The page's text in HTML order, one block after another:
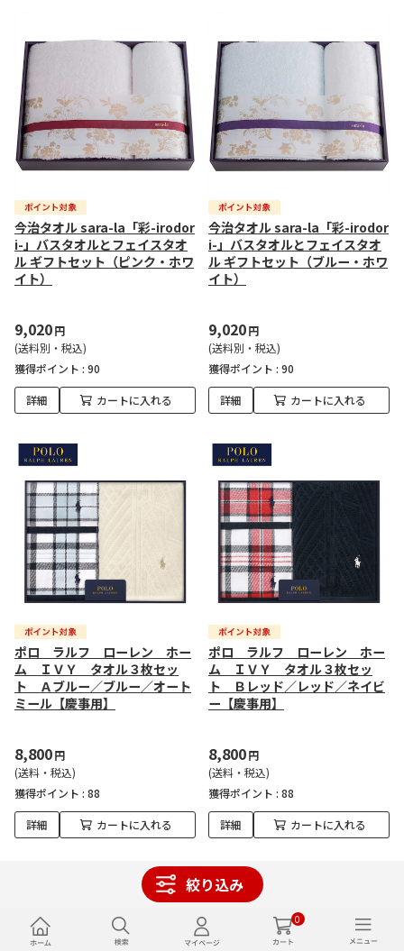
0
絞り込み
今治タオル sara-la「彩-irodor
i-」バスタオルとフェイスタオ
ル ギフトセット（ピンク・ホワ
イト）
9,020円
(送料別・税込)
獲得ポイント : 90
詳細 カートに入れる
今治タオル sara-la「彩-irodor
i-」バスタオルとフェイスタオ
ル ギフトセット（ブルー・ホワ
イト）
9,020円
(送料別・税込)
獲得ポイント : 90
詳細 カートに入れる
ポロ ラルフ ローレン ホー
ム ＩＶＹ タオル３枚セッ
ト Ａブルー／ブルー／オート
ミール【慶事用】
8,800円
(送料・税込)
獲得ポイント : 88
詳細 カートに入れる
ポロ ラルフ ローレン ホー
ム ＩＶＹ タオル３枚セッ
ト Ｂレッド／レッド／ネイビ
ー【慶事用】
8,800円
(送料・税込)
獲得ポイント : 88
詳細 カートに入れる